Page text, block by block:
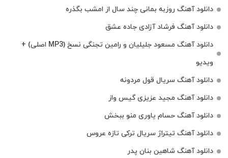
دانلود آهنگ روزبه بمانی چند سال از امشب بگذره
دانلود آهنگ فرشاد آزادی جاده عشق
دانلود آهنگ مسعود جلیلیان و رامین تجنگی نسخ (MP3 اصلی) +
ویدیو
دانلود آهنگ سریال قول مردونه
دانلود آهنگ مجید عزیزی گیس واز
دانلود آهنگ حسام یاوری منو ببخش
دانلود آهنگ تیتراژ سریال ترکی تازه عروس
دانلود آهنگ شاهین بنان پدر